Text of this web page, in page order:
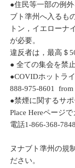
●住民等一部の例
ブト準州へ入るも
トン，イエローナ
が必要。
違反者は，最高＄
● 全ての集会を禁止
●COVIDホットラ
888-975-8601 from
●禁煙に関するサ
Place Hereページ
電話1-866-368-
ヌナブト準州の規
ださい。